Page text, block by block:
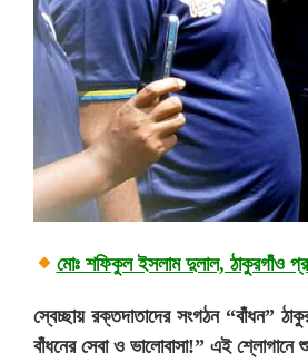
মোঃ শফিকুল ইসলাম দুলাল, ঠাকুরগাঁও
স্বেচ্ছায় রক্তদাতাদের সংগঠন “বাঁধন”
বাঁধনের সেবা ও ভালোবাসা!” এই